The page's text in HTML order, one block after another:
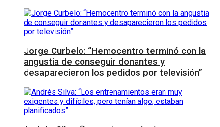
Jorge Curbelo: “Hemocentro terminó con la
angustia de conseguir donantes y
desaparecieron los pedidos por televisión”